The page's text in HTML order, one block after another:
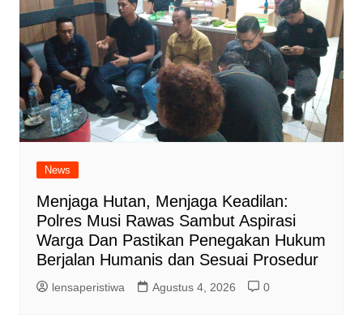
News
Menjaga Hutan, Menjaga Keadilan:
Polres Musi Rawas Sambut Aspirasi
Warga Dan Pastikan Penegakan Hukum
Berjalan Humanis dan Sesuai Prosedur
lensaperistiwa Agustus 4, 2026 0